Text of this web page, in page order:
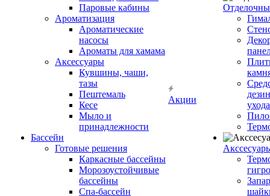
Паровые кабины
Ароматизация
Ароматические
насосы
Ароматы для хамама
Аксессуары
Кувшины, чаши,
тазы
Пештемаль
Кесе
Мыло и
принадлежности
Бассейн
Готовые решения
Каркасные бассейны
Морозоустойчивые
бассейны
Спа-бассейн
Акции
ухода